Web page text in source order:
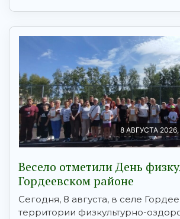
8 АВГУСТА 2026,
Весело отметили День
Гордеевском районе
Сегодня, 8 августа, в селе
территории физкультурно-